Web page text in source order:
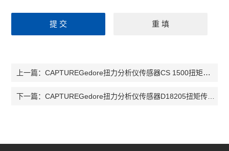
上一篇：CAPTUREGedore扭力分析仪传感器CS 1500扭矩传感器036226 扭矩传感器036246
下一篇：CAPTUREGedore扭力分析仪传感器D18205扭矩传感器036772 扭矩传感器CAPTURE